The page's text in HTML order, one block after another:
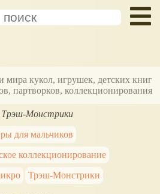
мира кукол, игрушек, детских книг
партворков, коллекционирования
Трэш-Монстрики
для мальчиков
коллекционирование
Трэш-Монстрики